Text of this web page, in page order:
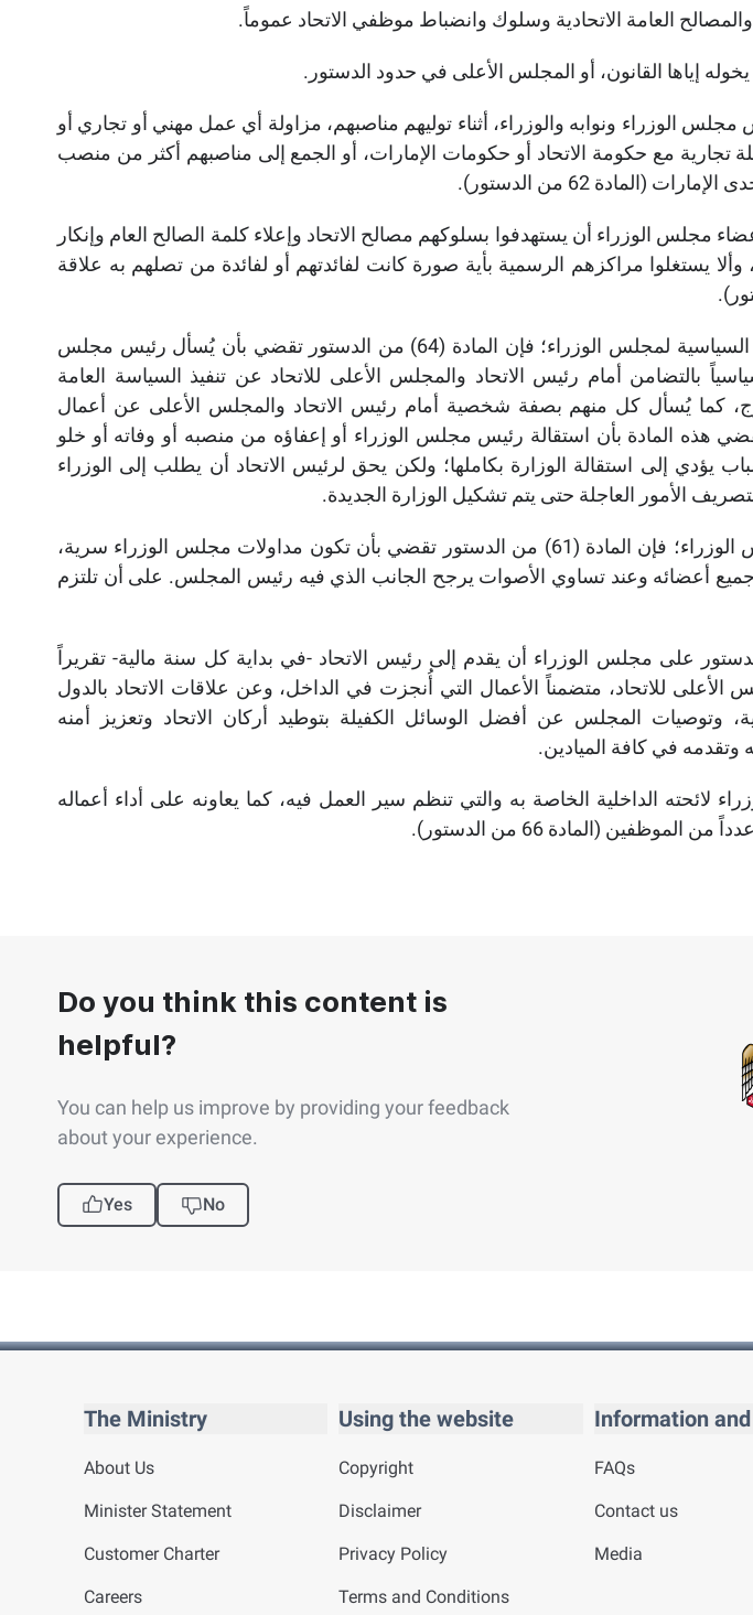
العامة الاتحادية وسلوك وانضباط موظفي الاتحاد عموماً.
إياها القانون، أو المجلس الأعلى في حدود الدستور.
مجلس الوزراء ونوابه والوزراء، أثناء توليهم مناصبهم، مزاولة أي عمل مهني أو تجاري أو
تجارية مع حكومة الاتحاد أو حكومات الإمارات، أو الجمع إلى مناصبهم أكثر من منصب
الإمارات (المادة 62 من الدستور).
مجلس الوزراء أن يستهدفوا بسلوكهم مصالح الاتحاد وإعلاء كلمة الصالح العام وإنكار
وألا يستغلوا مراكزهم الرسمية بأية صورة كانت لفائدتهم أو لفائدة من تصلهم به علاقة
أما بالنسبة إلى المسئولية السياسية لمجلس الوزراء؛ فإن المادة (64) من الدستور تقضي بأن يُسأل رئيس مجلس
بالتضامن أمام رئيس الاتحاد والمجلس الأعلى للاتحاد عن تنفيذ السياسة العامة
كما يُسأل كل منهم بصفة شخصية أمام رئيس الاتحاد والمجلس الأعلى عن أعمال
هذه المادة بأن استقالة رئيس مجلس الوزراء أو إعفاؤه من منصبه أو وفاته أو خلو
يؤدي إلى استقالة الوزارة بكاملها؛ ولكن يحق لرئيس الاتحاد أن يطلب إلى الوزراء
الأمور العاجلة حتى يتم تشكيل الوزارة الجديدة.
وبالنسبة لاجتماعات مجلس الوزراء؛ فإن المادة (61) من الدستور تقضي بأن تكون مداولات مجلس الوزراء سرية،
جميع أعضائه وعند تساوي الأصوات يرجح الجانب الذي فيه رئيس المجلس. على أن تلتزم
(65) من الدستور على مجلس الوزراء أن يقدم إلى رئيس الاتحاد -في بداية كل سنة مالية- تقريراً
للاتحاد، متضمناً الأعمال التي أُنجزت في الداخل، وعن علاقات الاتحاد بالدول
وتوصيات المجلس عن أفضل الوسائل الكفيلة بتوطيد أركان الاتحاد وتعزيز أمنه
وتقدمه في كافة الميادين.
لائحته الداخلية الخاصة به والتي تنظم سير العمل فيه، كما يعاونه على أداء أعماله
(المادة 66 من الدستور).
Do you think this content is
helpful?
You can help us improve by providing your feedback
about your experience.
Yes No
The Ministry
About Us
Minister Statement
Customer Charter
Careers
Using the website
Copyright
Disclaimer
Privacy Policy
Terms and Conditions
Information
FAQs
Contact us
Media